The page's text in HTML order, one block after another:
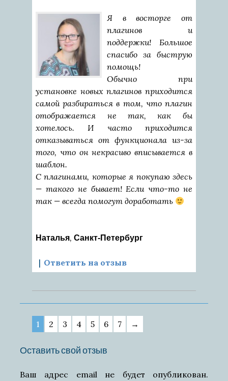
Я в восторге от
плагинов и
поддержки! Большое
спасибо за быструю
помощь!
Обычно при
установке новых плагинов приходится
самой разбираться в том, что плагин
отображается не так, как бы
хотелось. И часто приходится
отказываться от функционала из-за
того, что он некрасиво вписывается в
шаблон.
С плагинами, которые я покупаю здесь
— такого не бывает! Если что-то не
так — всегда помогут доработать
Наталья,Санкт-Петербург
Ответить на отзыв
1 2 3 4 5 6 7 →
Оставить свой отзыв
Ваш адрес email не будет опубликован.